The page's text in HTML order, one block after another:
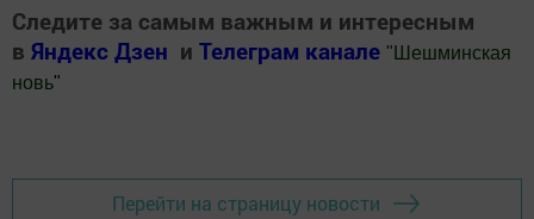
Следите за самым важным и интересным
в Яндекс Дзен и Телеграм канале " Шешминская
новь"
Перейти на страницу новости